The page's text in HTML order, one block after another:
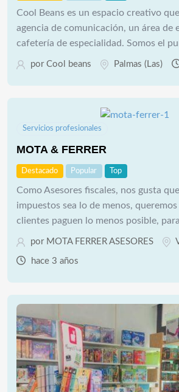
Cool Beans es un espacio creativo
agencia de comunicación, un área de
cafetería de especialidad. Somos el
por Cool beans Palmas (Las)
Servicios profesionales
MOTA & FERRER
Destacado Popular Top
Como Asesores fiscales, nos gusta
impuestos sea lo de menos,
clientes paguen lo menos posible,
por MOTA FERRER ASESORES
hace 3 años